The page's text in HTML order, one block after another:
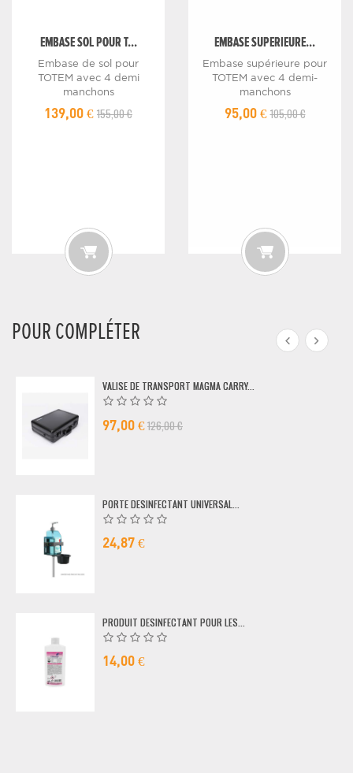
EMBASE SOL POUR T...
Embase de sol pour
TOTEM avec 4 demi
manchons
139,00 € 155,00 €
EMBASE SUPERIEURE...
Embase supérieure pour
TOTEM avec 4 demi-
manchons
95,00 €105,00 €
POUR COMPLÉTER
VALISE DE TRANSPORT MAGMA CARRY...
97,00 €126,00 €
PORTE DESINFECTANT UNIVERSAL...
24,87 €
PRODUIT DESINFECTANT POUR LES...
14,00 €